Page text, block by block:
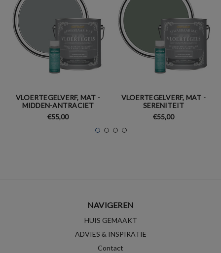
VLOERTEGELVERF, MAT -
MIDDEN-ANTRACIET
€55,00
VLOERTEGELVERF, MAT -
SERENITEIT
€55,00
NAVIGEREN
HUIS GEMAAKT
ADVIES & INSPIRATIE
Contact